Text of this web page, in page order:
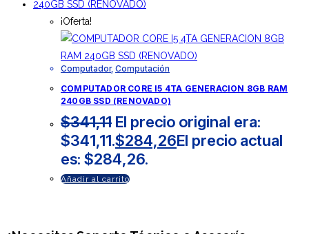
¡Oferta!
Computador, Computación
COMPUTADOR CORE I5 4TA GENERACION 8GB RAM
240GB SSD (RENOVADO)
$341,11 El precio original era:
$341,11.$284,26El precio actual
es: $284,26.
Añadir al carrito